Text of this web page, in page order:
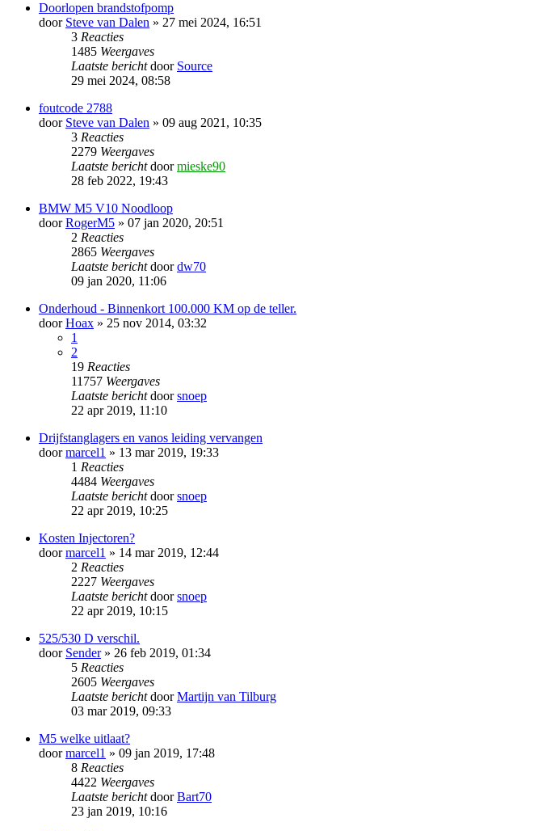
Doorlopen brandstofpomp
door Steve van Dalen » 27 mei 2024, 16:51
3 Reacties
1485 Weergaves
Laatste berichtdoor Source
29 mei 2024, 08:58
foutcode 2788
door Steve van Dalen » 09 aug 2021, 10:35
3 Reacties
2279 Weergaves
Laatste berichtdoormieske90
28 feb 2022, 19:43
BMW M5 V10 Noodloop
doorRogerM5 » 07 jan 2020, 20:51
2 Reacties
2865 Weergaves
Laatste berichtdoordw70
09 jan 2020, 11:06
Onderhoud - Binnenkort 100.000 KM op de teller.
doorHoax » 25 nov 2014, 03:32
1
2
19 Reacties
11757 Weergaves
Laatste berichtdoorsnoep
22 apr 2019, 11:10
Drijfstanglagers en vanos leiding vervangen
doormarcel1 » 13 mar 2019, 19:33
1 Reacties
4484 Weergaves
Laatste berichtdoorsnoep
22 apr 2019, 10:25
Kosten Injectoren?
doormarcel1 » 14 mar 2019, 12:44
2 Reacties
2227 Weergaves
Laatste berichtdoorsnoep
22 apr 2019, 10:15
525/530 D verschil.
door Sender» 26 feb 2019, 01:34
5 Reacties
2605 Weergaves
Laatste berichtdoorMartijn van Tilburg
03 mar 2019, 09:33
M5 welke uitlaat?
doormarcel1 » 09 jan 2019, 17:48
8 Reacties
4422 Weergaves
Laatste berichtdoorBart70
23 jan 2019, 10:16